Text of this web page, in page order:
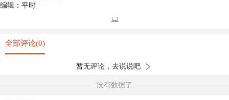
编辑：平时
全部评论(0)
暂无评论，去说说吧
没有数据了